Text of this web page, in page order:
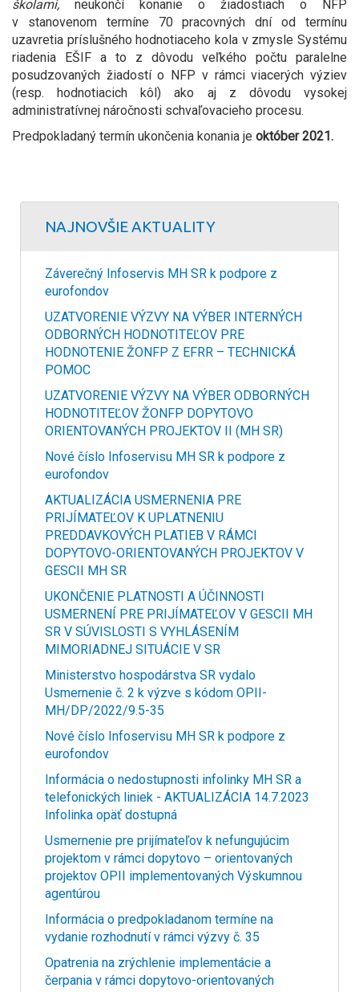
školami, neukončí konanie o žiadostiach o NFP
v stanovenom termíne 70 pracovných dní od termínu
uzavretia príslušného hodnotiaceho kola v zmysle Systému
riadenia EŠIF a to z dôvodu veľkého počtu paralelne
posudzovaných žiadostí o NFP v rámci viacerých výziev
(resp. hodnotiacich kôl) ako aj z dôvodu vysokej
administratívnej náročnosti schvaľovacieho procesu.
Predpokladaný termín ukončenia konania je október 2021.
NAJNOVŠIE AKTUALITY
Záverečný Infoservis MH SR k podpore z
eurofondov
UZATVORENIE VÝZVY NA VÝBER INTERNÝCH
ODBORNÝCH HODNOTITEĽOV PRE
HODNOTENIE ŽONFP Z EFRR – TECHNICKÁ
POMOC
UZATVORENIE VÝZVY NA VÝBER ODBORNÝCH
HODNOTITEĽOV ŽONFP DOPYTOVO
ORIENTOVANÝCH PROJEKTOV II (MH SR)
Nové číslo Infoservisu MH SR k podpore z
eurofondov
AKTUALIZÁCIA USMERNENIA PRE
PRIJÍMATEĽOV K UPLATNENIU
PREDDAVKOVÝCH PLATIEB V RÁMCI
DOPYTOVO-ORIENTOVANÝCH PROJEKTOV V
GESCII MH SR
UKONČENIE PLATNOSTI A ÚČINNOSTI
USMERNENÍ PRE PRIJÍMATEĽOV V GESCII MH
SR V SÚVISLOSTI S VYHLÁSENÍM
MIMORIADNEJ SITUÁCIE V SR
Ministerstvo hospodárstva SR vydalo
Usmernenie č. 2 k výzve s kódom OPII-
MH/DP/2022/9.5-35
Nové číslo Infoservisu MH SR k podpore z
eurofondov
Informácia o nedostupnosti infolinky MH SR a
telefonických liniek - AKTUALIZÁCIA 14.7.2023
Infolinka opäť dostupná
Usmernenie pre prijímateľov k nefungujúcim
projektom v rámci dopytovo – orientovaných
projektov OPII implementovaných Výskumnou
agentúrou
Informácia o predpokladanom termíne na
vydanie rozhodnutí v rámci výzvy č. 35
Opatrenia na zrýchlenie implementácie a
čerpania v rámci dopytovo-orientovaných